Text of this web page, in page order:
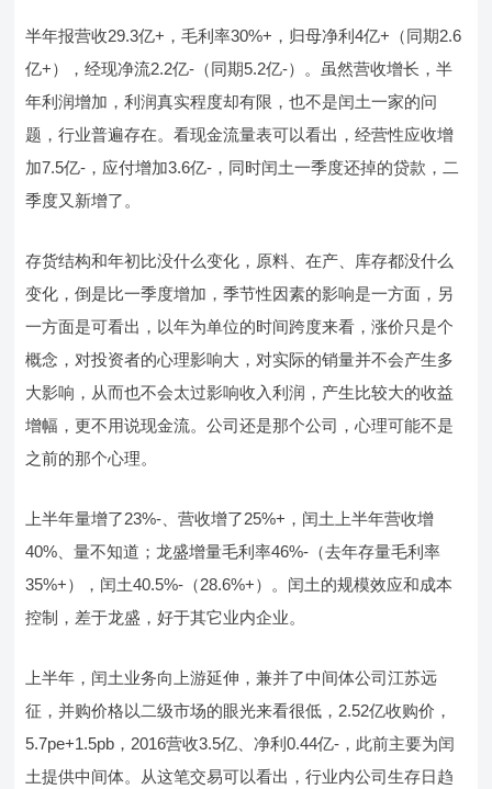
半年报营收29.3亿+，毛利率30%+，归母净利4亿+（同期2.6
亿+），经现净流2.2亿-（同期5.2亿-）。虽然营收增长，半
年利润增加，利润真实程度却有限，也不是闰土一家的问
题，行业普遍存在。看现金流量表可以看出，经营性应收增
加7.5亿-，应付增加3.6亿-，同时闰土一季度还掉的贷款，二
季度又新增了。
存货结构和年初比没什么变化，原料、在产、库存都没什么
变化，倒是比一季度增加，季节性因素的影响是一方面，另
一方面是可看出，以年为单位的时间跨度来看，涨价只是个
概念，对投资者的心理影响大，对实际的销量并不会产生多
大影响，从而也不会太过影响收入利润，产生比较大的收益
增幅，更不用说现金流。公司还是那个公司，心理可能不是
之前的那个心理。
上半年量增了23%-、营收增了25%+，闰土上半年营收增
40%、量不知道；龙盛增量毛利率46%-（去年存量毛利率
35%+），闰土40.5%-（28.6%+）。闰土的规模效应和成本
控制，差于龙盛，好于其它业内企业。
上半年，闰土业务向上游延伸，兼并了中间体公司江苏远
征，并购价格以二级市场的眼光来看很低，2.52亿收购价，
5.7pe+1.5pb，2016营收3.5亿、净利0.44亿-，此前主要为闰
土提供中间体。从这笔交易可以看出，行业内公司生存日趋